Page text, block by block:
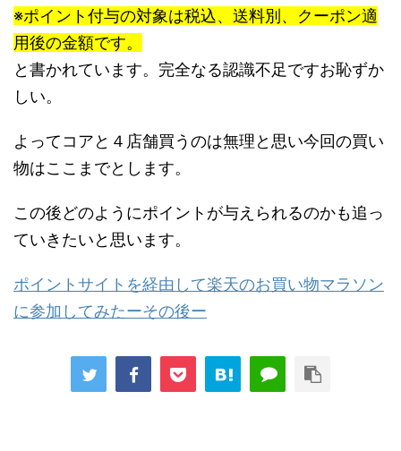
※ポイント付与の対象は税込、送料別、クーポン適
用後の金額です。
と書かれています。完全なる認識不足ですお恥ずか
しい。
よってコアと４店舗買うのは無理と思い今回の買い
物はここまでとします。
この後どのようにポイントが与えられるのかも追っ
ていきたいと思います。
ポイントサイトを経由して楽天のお買い物マラソン
に参加してみたーその後ー